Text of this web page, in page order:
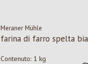
Meraner Mühle
farina di farro spelta
Contenuto: 1 kg